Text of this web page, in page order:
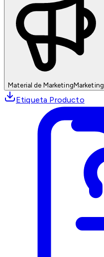
Material de MarketingMarketing
Etiqueta Producto